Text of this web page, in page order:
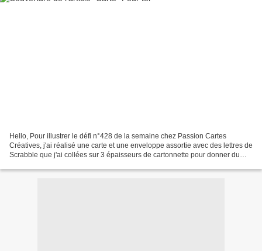
Hello, Pour illustrer le défi n°428 de la semaine chez Passion Cartes
Créatives, j'ai réalisé une carte et une enveloppe assortie avec des lettres de
Scrabble que j'ai collées sur 3 épaisseurs de cartonnette pour donner du